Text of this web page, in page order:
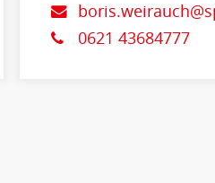
0621 43684777